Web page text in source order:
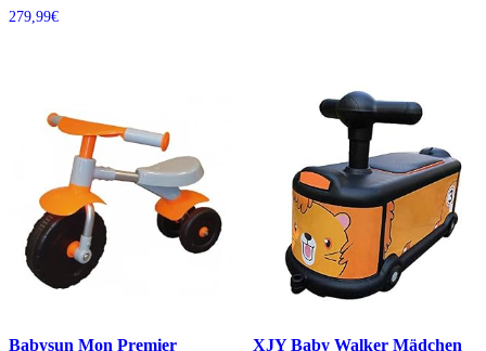
279,99€
Babysun Mon Premier
XJY Baby Walker Mädchen